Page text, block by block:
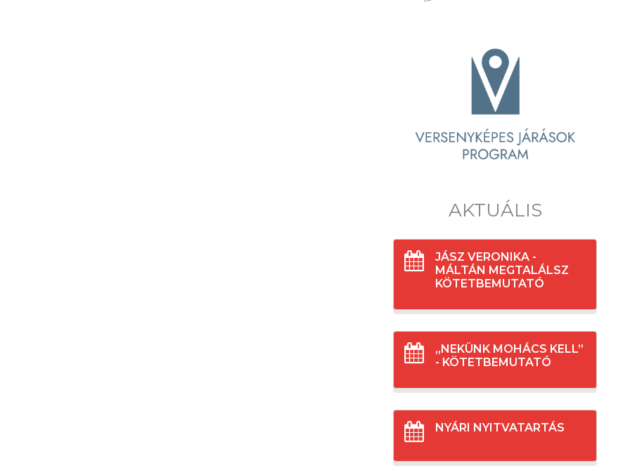
AKTUÁLIS
JÁSZ VERONIKA -
MÁLTÁN MEGTALÁLSZ
KÖTETBEMUTATÓ
„NEKÜNK MOHÁCS KELL”
- KÖTETBEMUTATÓ
NYÁRI NYITVATARTÁS